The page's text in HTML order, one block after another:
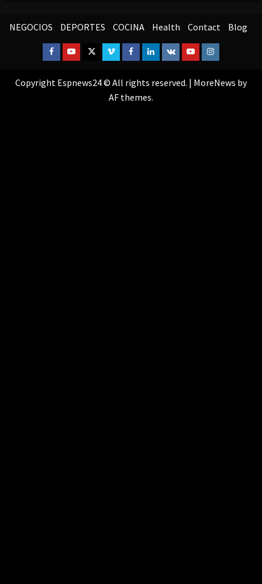
NEGOCIOS DEPORTES COCINA Health Contact Blog
Facebook
YoutubeTwitterVimeoFacebook
Linkedin
VK YoutubeInstagram
Copyright Espnews24 © All rights reserved. | MoreNews by
AF themes.